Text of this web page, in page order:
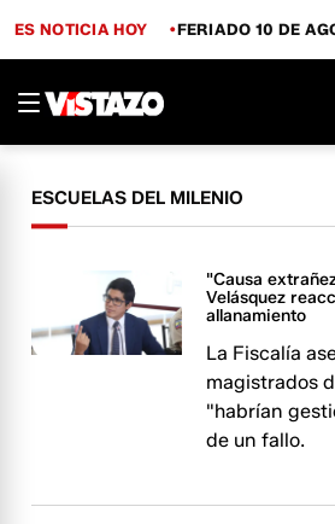
ES NOTICIA HOY FERIADO 10 DE
ESCUELAS DEL MILENIO
"Causa
Velásquez
allanamiento
La Fiscalía
magistrados
"habrían
de un fallo.